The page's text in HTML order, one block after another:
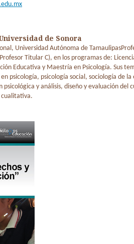
de Sonora
Universidad Autónoma de
Titular C), en los programas de:
Educativa y Maestría en Psicología. Sus
psicología, psicología social, sociología de la
psicológica y análisis, diseño y evaluación del
cualitativa.